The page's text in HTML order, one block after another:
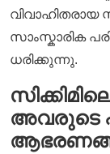
സാംസ്കാരിക
ധരിക്കുന്നു.
അവരുടെ